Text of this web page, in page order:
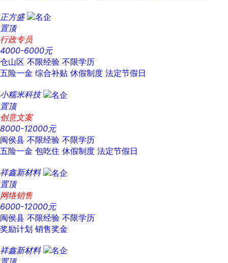
正方盛
置顶
行政专员
4000-6000元
仓山区 不限经验 不限学历
五险一金 综合补贴 休假制度 法定节假日
小糯米科技
置顶
创意文案
8000-12000元
闽侯县 不限经验 不限学历
五险一金 包吃住 休假制度 法定节假日
祥鑫新材料
置顶
网络销售
6000-12000元
闽侯县 不限经验 不限学历
奖励计划 销售奖金
祥鑫新材料